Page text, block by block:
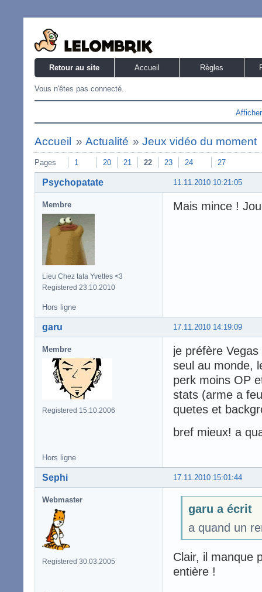
Retour au site Accueil Règles
Vous n'êtes pas connecté.
Accueil » Actualité »Jeux vidéo du moment
Pages 1 20 21 22 23 24 27
11.11.2010 10:21:05
Psychopatate
Membre
Lieu Chez tata Yvettes <3
Registered 23.10.2010
Mais mince !
Hors ligne
17.11.2010 14:19:09
garu
Membre
Registered 15.10.2006
je préfère
seul au monde,
perk moins OP
stats (arme a
quetes et
bref mieux! a
Hors ligne
17.11.2010 15:01:44
Sephi
Webmaster
Registered 30.03.2005
garu a écrit
a quand un
Clair, il manque
entière !